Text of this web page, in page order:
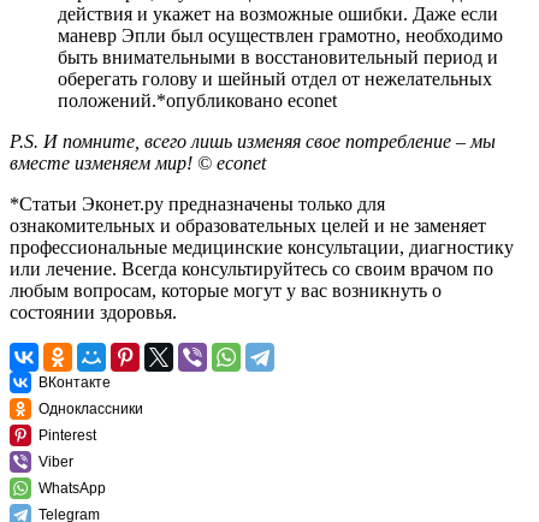
действия и укажет на возможные ошибки. Даже если
маневр Эпли был осуществлен грамотно, необходимо
быть внимательными в восстановительный период и
оберегать голову и шейный отдел от нежелательных
положений.*опубликовано econet
P.S. И помните, всего лишь изменяя свое потребление – мы
вместе изменяем мир! © econet
*Статьи Эконет.ру предназначены только для
ознакомительных и образовательных целей и не заменяет
профессиональные медицинские консультации, диагностику
или лечение. Всегда консультируйтесь со своим врачом по
любым вопросам, которые могут у вас возникнуть о
состоянии здоровья.
ВКонтакте
Одноклассники
Pinterest
Viber
WhatsApp
Telegram